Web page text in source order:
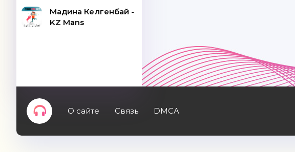
Мадина Келгенбай -
KZ Mans
О сайте Связь DMCA